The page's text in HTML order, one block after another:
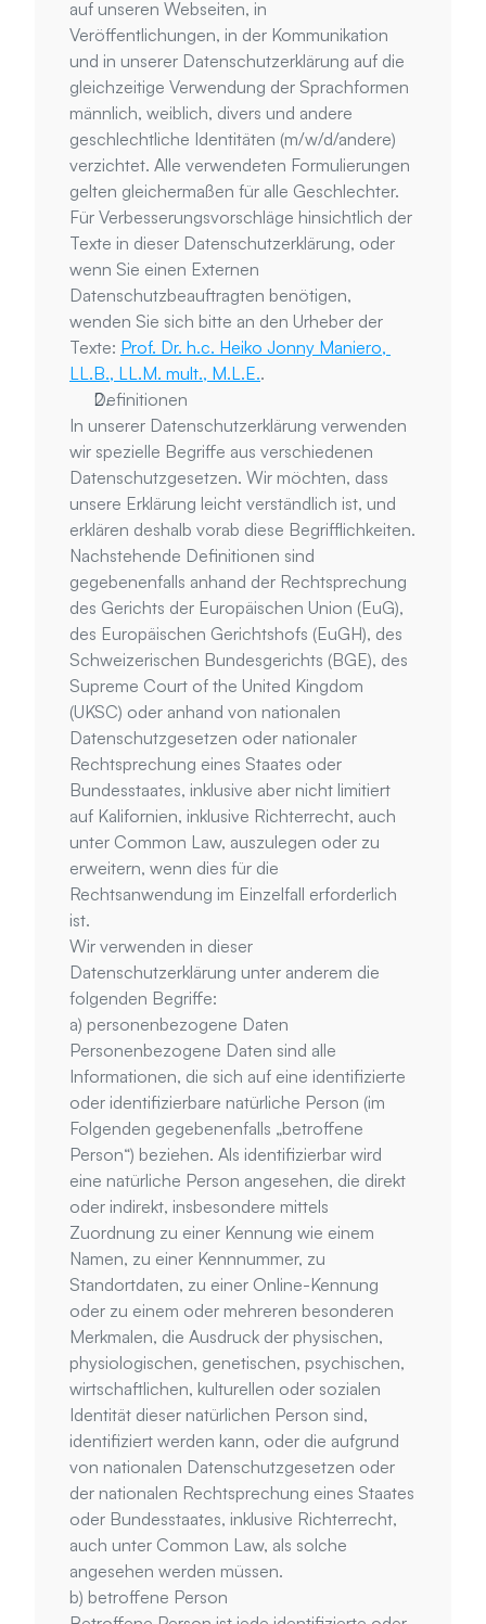
auf unseren Webseiten, in
Veröffentlichungen, in der Kommunikation
und in unserer Datenschutzerklärung auf die
gleichzeitige Verwendung der Sprachformen
männlich, weiblich, divers und andere
geschlechtliche Identitäten (m/w/d/andere)
verzichtet. Alle verwendeten Formulierungen
gelten gleichermaßen für alle Geschlechter.
Für Verbesserungsvorschläge hinsichtlich der
Texte in dieser Datenschutzerklärung, oder
wenn Sie einen Externen
Datenschutzbeauftragten benötigen,
wenden Sie sich bitte an den Urheber der
Texte: Prof. Dr. h.c. Heiko Jonny Maniero,
LL.B., LL.M. mult., M.L.E..
Definitionen
In unserer Datenschutzerklärung verwenden
wir spezielle Begriffe aus verschiedenen
Datenschutzgesetzen. Wir möchten, dass
unsere Erklärung leicht verständlich ist, und
erklären deshalb vorab diese Begrifflichkeiten.
Nachstehende Definitionen sind
gegebenenfalls anhand der Rechtsprechung
des Gerichts der Europäischen Union (EuG),
des Europäischen Gerichtshofs (EuGH), des
Schweizerischen Bundesgerichts (BGE), des
Supreme Court of the United Kingdom
(UKSC) oder anhand von nationalen
Datenschutzgesetzen oder nationaler
Rechtsprechung eines Staates oder
Bundesstaates, inklusive aber nicht limitiert
auf Kalifornien, inklusive Richterrecht, auch
unter Common Law, auszulegen oder zu
erweitern, wenn dies für die
Rechtsanwendung im Einzelfall erforderlich
ist.
Wir verwenden in dieser
Datenschutzerklärung unter anderem die
folgenden Begriffe:
a) personenbezogene Daten
Personenbezogene Daten sind alle
Informationen, die sich auf eine identifizierte
oder identifizierbare natürliche Person (im
Folgenden gegebenenfalls „betroffene
Person“) beziehen. Als identifizierbar wird
eine natürliche Person angesehen, die direkt
oder indirekt, insbesondere mittels
Zuordnung zu einer Kennung wie einem
Namen, zu einer Kennnummer, zu
Standortdaten, zu einer Online-Kennung
oder zu einem oder mehreren besonderen
Merkmalen, die Ausdruck der physischen,
physiologischen, genetischen, psychischen,
wirtschaftlichen, kulturellen oder sozialen
Identität dieser natürlichen Person sind,
identifiziert werden kann, oder die aufgrund
von nationalen Datenschutzgesetzen oder
der nationalen Rechtsprechung eines Staates
oder Bundesstaates, inklusive Richterrecht,
auch unter Common Law, als solche
angesehen werden müssen.
b) betroffene Person